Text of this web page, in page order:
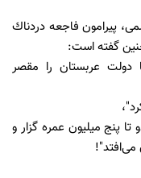
پيرامون فاجعه دردناك
گفته است:
دولت عربستان را مقصر
پنج میلیون عمره‌ گزار و
می‌افتد"!